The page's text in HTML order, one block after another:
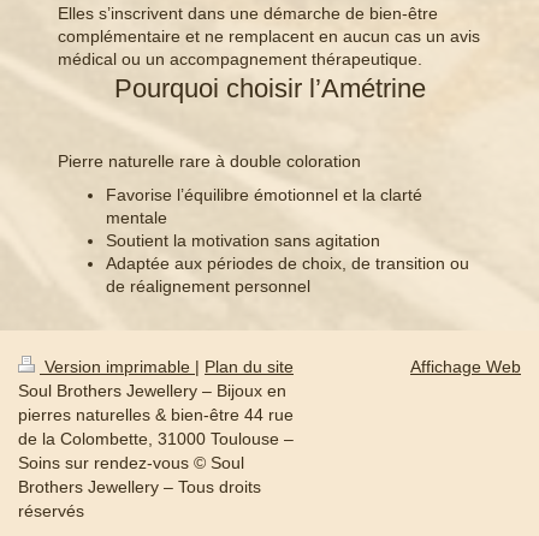
Elles s’inscrivent dans une démarche de bien-être
complémentaire et ne remplacent en aucun cas un avis
médical ou un accompagnement thérapeutique.
Pourquoi choisir l’Amétrine
Pierre naturelle rare à double coloration
Favorise l’équilibre émotionnel et la clarté
mentale
Soutient la motivation sans agitation
Adaptée aux périodes de choix, de transition ou
de réalignement personnel
Version imprimable | Plan du site
Soul Brothers Jewellery – Bijoux en
pierres naturelles & bien-être 44 rue
de la Colombette, 31000 Toulouse –
Soins sur rendez-vous © Soul
Brothers Jewellery – Tous droits
réservés
Affichage Web